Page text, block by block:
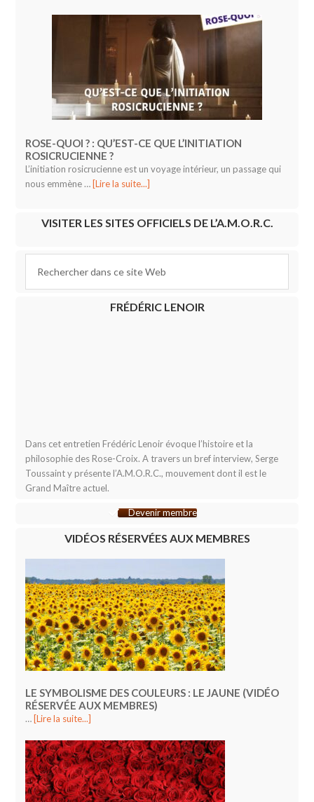
ROSE-QUOI ? : QU’EST-CE QUE L’INITIATION
ROSICRUCIENNE ?
L’initiation rosicrucienne est un voyage intérieur, un passage qui
nous emmène … [Lire la suite...]
VISITER LES SITES OFFICIELS DE L’A.M.O.R.C.
FRÉDÉRIC LENOIR
Dans cet entretien Frédéric Lenoir évoque l’histoire et la
philosophie des Rose-Croix. A travers un bref interview, Serge
Toussaint y présente l’A.M.O.R.C., mouvement dont il est le
Grand Maître actuel.
Devenir membre
VIDÉOS RÉSERVÉES AUX MEMBRES
LE SYMBOLISME DES COULEURS : LE JAUNE (VIDÉO
RÉSERVÉE AUX MEMBRES)
… [Lire la suite...]